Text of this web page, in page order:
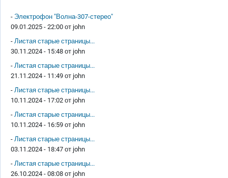
- Электрофон "Волна-307-стерео"
09.01.2025 - 22:00 от john
- Листая старые страницы...
30.11.2024 - 15:48 от john
- Листая старые страницы...
21.11.2024 - 11:49 от john
- Листая старые страницы...
10.11.2024 - 17:02 от john
- Листая старые страницы...
10.11.2024 - 16:59 от john
- Листая старые страницы...
03.11.2024 - 18:47 от john
- Листая старые страницы...
26.10.2024 - 08:08 от john